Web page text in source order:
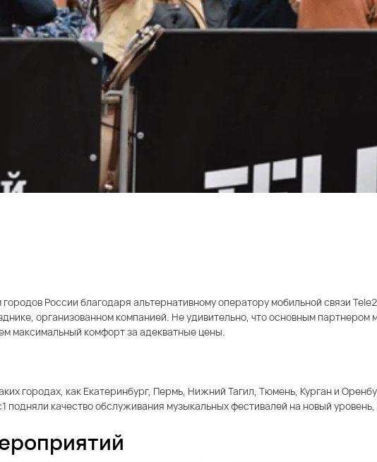
России благодаря альтернативному оператору мобильной связи
организованном компанией. Не удивительно, что основным партнером
максимальный комфорт за адекватные цены.
городах, как Екатеринбург, Пермь, Нижний Тагил, Тюмень, Курган и
качество обслуживания музыкальных фестивалей на новый